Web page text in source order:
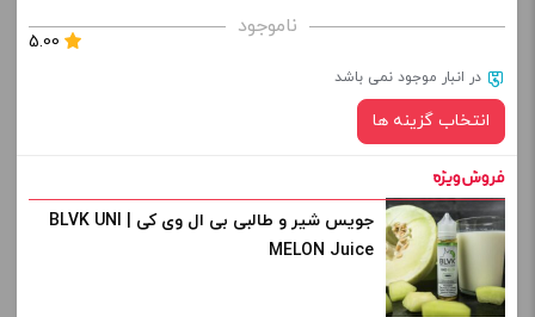
برای فعال شدن سبد خرید و نمایش قیمت ، گزینه های محصول را
+
ناموجود
5.00
در انبار موجود نمی باشد
انتخاب گزینه ها
نیکوتین:
جویس شیر و طالبی بی ال وی کی | BLVK UNI
MELON Juice